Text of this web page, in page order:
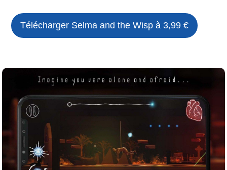
Télécharger Selma and the Wisp à 3,99 €